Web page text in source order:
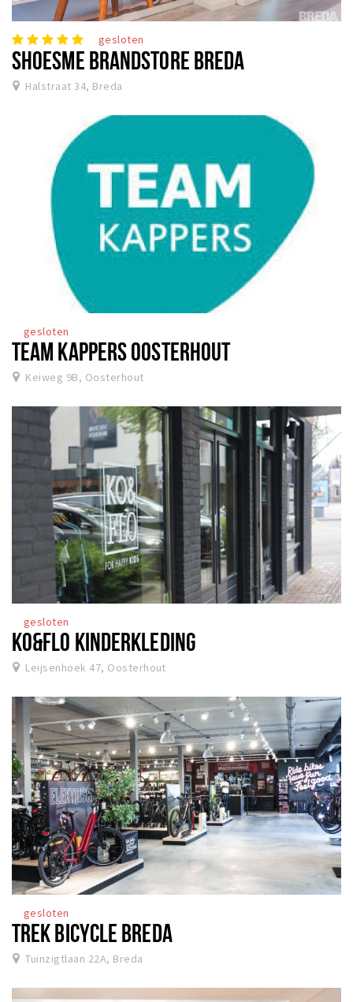
gesloten
SHOESME BRANDSTORE BREDA
Halstraat 34, Breda
gesloten
TEAM KAPPERS OOSTERHOUT
Keiweg 9B, Oosterhout
gesloten
KO&FLO KINDERKLEDING
Leijsenhoek 47, Oosterhout
gesloten
TREK BICYCLE BREDA
Tuinzigtlaan 22A, Breda